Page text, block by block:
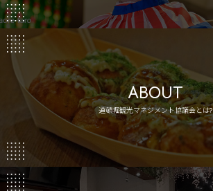
ABOUT
道頓堀観光マネジメント協議会とは?